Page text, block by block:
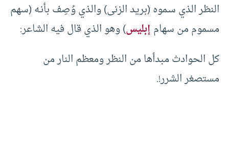
النظر الذي سـموه (بريد الزنى) والذي وُصِف بأنـه (سهم
مسموم من سهامإبليس) وهو الذي قال فيه الشاعر:
كل الحوادث مبدأها من النظر ومعظم النار من
مستصغر الشرر!.